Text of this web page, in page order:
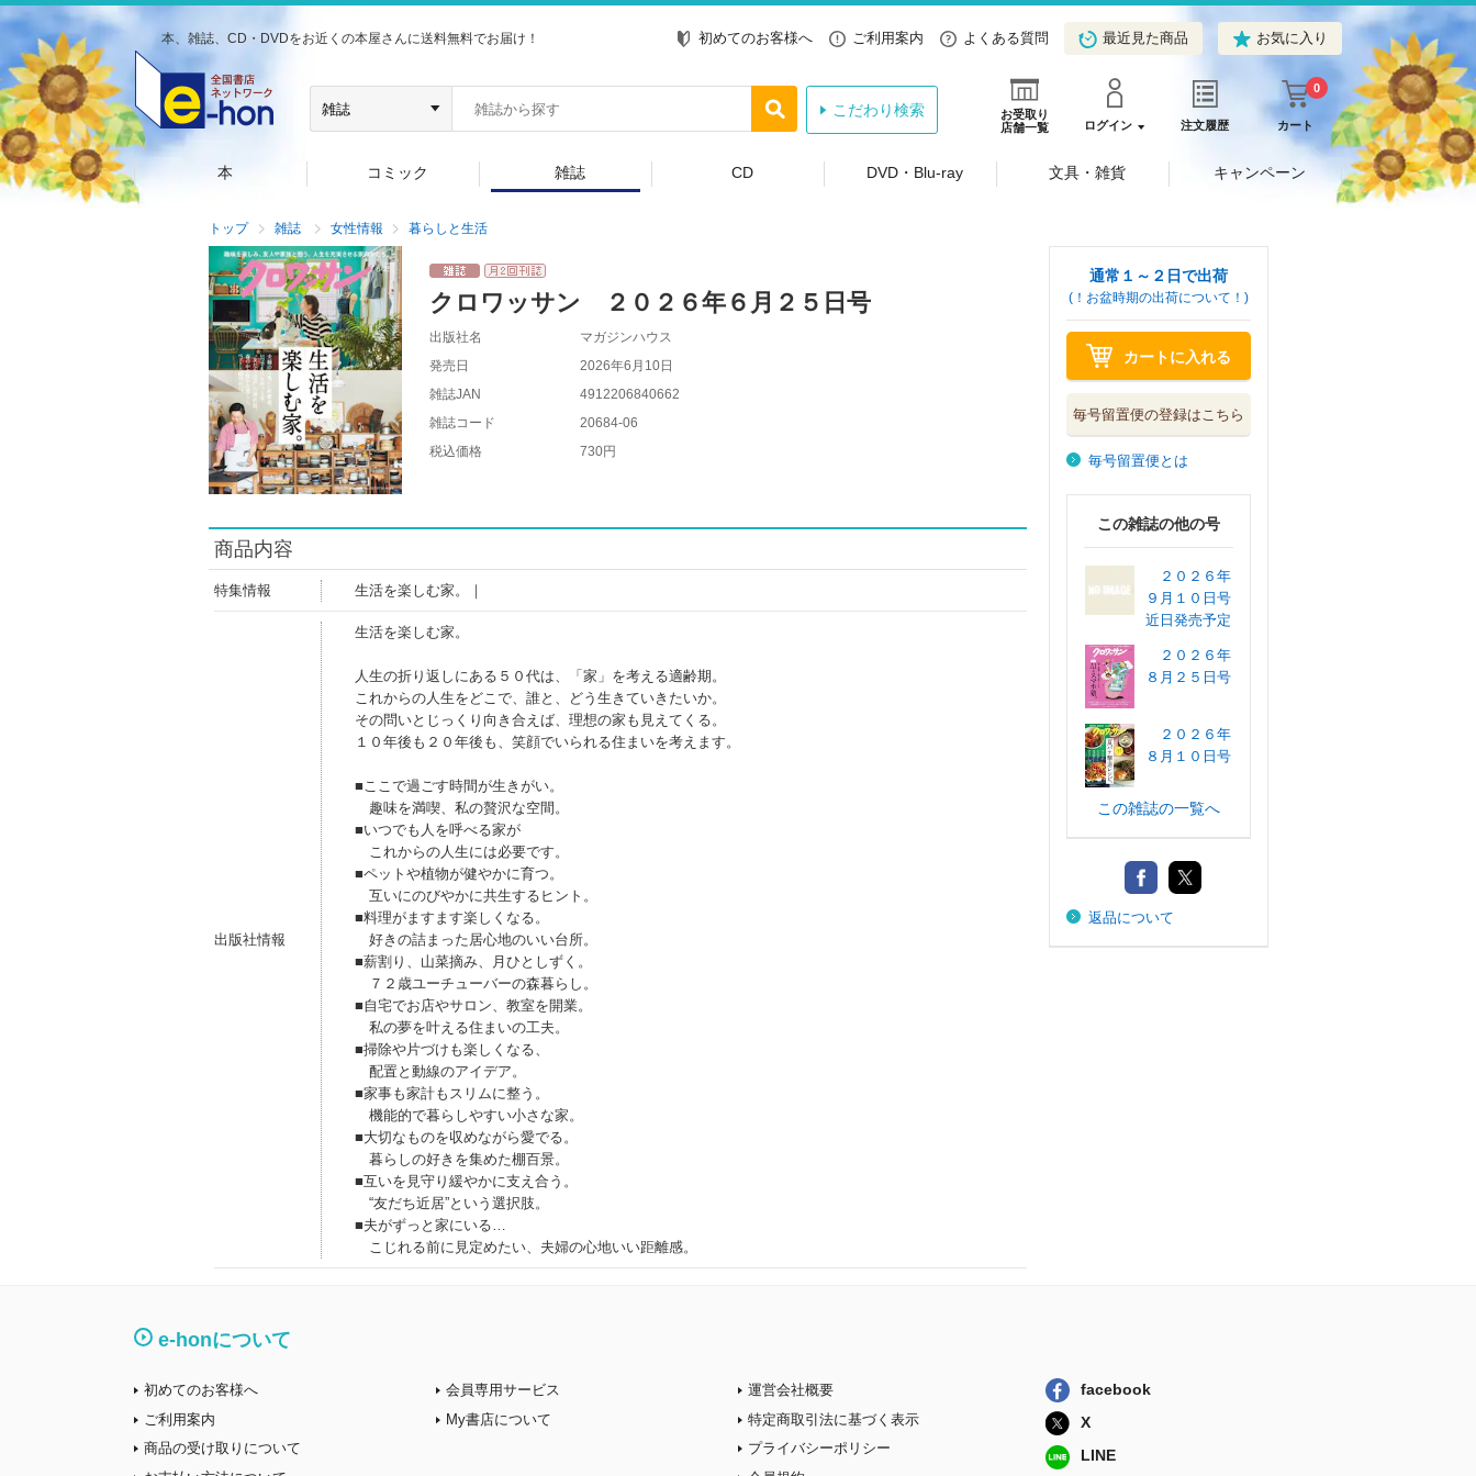
本、雑誌、CD・DVDをお近くの本屋さんに送料無料でお届け！ 初めてのお客様へ ご利用案内 よくある質問 最近見た商品 お気に入り
お受取り
店舗一覧
ログイン 注文履歴 カート
0
こだわり検索
本 コミック 雑誌 CD DVD・Blu-ray 文具・雑貨 キャンペーン
トップ 雑誌 女性情報 暮らしと生活
クロワッサン ２０２６年６月２５日号
出版社名
マガジンハウス
発売日
2026年6月10日
雑誌JAN
4912206840662
雑誌コード
20684-06
税込価格
730円
商品内容
特集情報 生活を楽しむ家。｜
出版社情報
生活を楽しむ家。
人生の折り返しにある５０代は、「家」を考える適齢期。
これからの人生をどこで、誰と、どう生きていきたいか。
その問いとじっくり向き合えば、理想の家も見えてくる。
１０年後も２０年後も、笑顔でいられる住まいを考えます。
■ここで過ごす時間が生きがい。
趣味を満喫、私の贅沢な空間。
■いつでも人を呼べる家が
これからの人生には必要です。
■ペットや植物が健やかに育つ。
互いにのびやかに共生するヒント。
■料理がますます楽しくなる。
好きの詰まった居心地のいい台所。
■薪割り、山菜摘み、月ひとしずく。
７２歳ユーチューバーの森暮らし。
■自宅でお店やサロン、教室を開業。
私の夢を叶える住まいの工夫。
■掃除や片づけも楽しくなる、
配置と動線のアイデア。
■家事も家計もスリムに整う。
機能的で暮らしやすい小さな家。
■大切なものを収めながら愛でる。
暮らしの好きを集めた棚百景。
■互いを見守り緩やかに支え合う。
“友だち近居”という選択肢。
■夫がずっと家にいる…
こじれる前に見定めたい、夫婦の心地いい距離感。
通常１～２日で出荷
(！お盆時期の出荷について！)
カートに入れる
毎号留置便の登録はこちら
毎号留置便とは
この雑誌の他の号
２０２６年
９月１０日号
近日発売予定
２０２６年
８月２５日号
２０２６年
８月１０日号
この雑誌の一覧へ
返品について
e-honについて
初めてのお客様へ
ご利用案内
商品の受け取りについて
会員専用サービス
My書店について
運営会社概要
特定商取引法に基づく表示
プライバシーポリシー
facebook
X
LINE